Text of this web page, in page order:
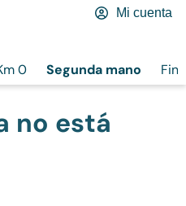
0 Segunda mano
Mi cuenta
no está